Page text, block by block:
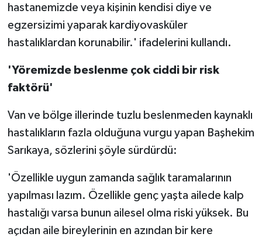
hastanemizde veya kişinin kendisi diye ve
egzersizimi yaparak kardiyovasküler
hastalıklardan korunabilir.' ifadelerini kullandı.
'Yöremizde beslenme çok ciddi bir risk
faktörü'
Van ve bölge illerinde tuzlu beslenmeden kaynaklı
hastalıkların fazla olduğuna vurgu yapan Başhekim
Sarıkaya, sözlerini şöyle sürdürdü:
'Özellikle uygun zamanda sağlık taramalarının
yapılması lazım. Özellikle genç yaşta ailede kalp
hastalığı varsa bunun ailesel olma riski yüksek. Bu
açıdan aile bireylerinin en azından bir kere